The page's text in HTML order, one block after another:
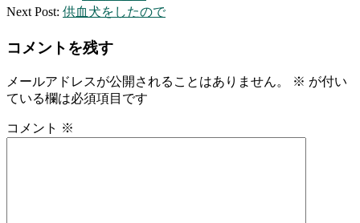
有
09-
Next Post: 供血犬をしたので
コメントを残す
メールアドレスが公開されることはありません。 ※ が付い
ている欄は必須項目です
コメント ※